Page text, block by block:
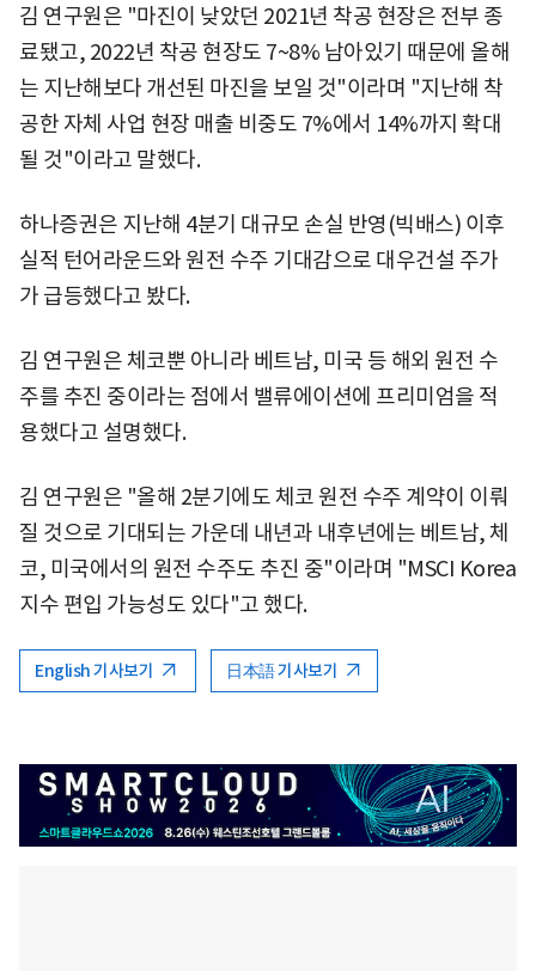
김 연구원은 "마진이 낮았던 2021년 착공 현장은 전부 종
료됐고, 2022년 착공 현장도 7~8% 남아있기 때문에 올해
는 지난해보다 개선된 마진을 보일 것"이라며 "지난해 착
공한 자체 사업 현장 매출 비중도 7%에서 14%까지 확대
될 것"이라고 말했다.
하나증권은 지난해 4분기 대규모 손실 반영(빅배스) 이후
실적 턴어라운드와 원전 수주 기대감으로 대우건설 주가
가 급등했다고 봤다.
김 연구원은 체코뿐 아니라 베트남, 미국 등 해외 원전 수
주를 추진 중이라는 점에서 밸류에이션에 프리미엄을 적
용했다고 설명했다.
김 연구원은 "올해 2분기에도 체코 원전 수주 계약이 이뤄
질 것으로 기대되는 가운데 내년과 내후년에는 베트남, 체
코, 미국에서의 원전 수주도 추진 중"이라며 "MSCI Korea
지수 편입 가능성도 있다"고 했다.
English 기사보기 日本語 기사보기